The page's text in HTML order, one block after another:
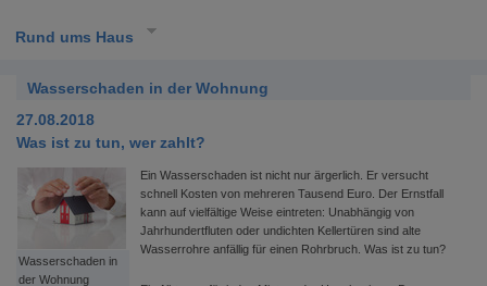
Rund ums Haus
Wasserschaden in der Wohnung
27.08.2018
Was ist zu tun, wer zahlt?
Wasserschaden in
der Wohnung
Ein Wasserschaden ist nicht nur ärgerlich. Er versucht
schnell Kosten von mehreren Tausend Euro. Der Ernstfall
kann auf vielfältige Weise eintreten: Unabhängig von
Jahrhundertfluten oder undichten Kellertüren sind alte
Wasserrohre anfällig für einen Rohrbruch. Was ist zu tun?